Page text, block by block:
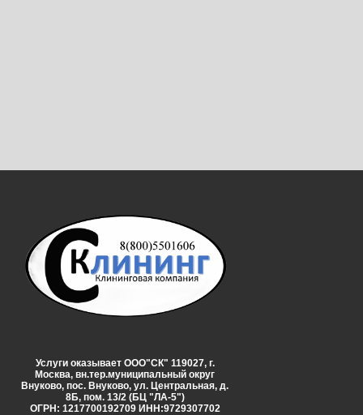
Услуги оказывает ООО"СК" 119027, г.
Москва, вн.тер.муниципальный округ
Внуково, пос. Внуково, ул. Центральная, д.
8Б, пом. 13/2 (БЦ "ЛА-5")
ОГРН: 1217700192709 ИНН:9729307702